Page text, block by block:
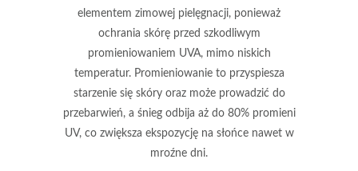
elementem zimowej pielęgnacji, ponieważ
ochrania skórę przed szkodliwym
promieniowaniem UVA, mimo niskich
temperatur. Promieniowanie to przyspiesza
starzenie się skóry oraz może prowadzić do
przebarwień, a śnieg odbija aż do 80%promieni
UV, co zwiększa ekspozycję na słońce nawet w
mroźne dni.